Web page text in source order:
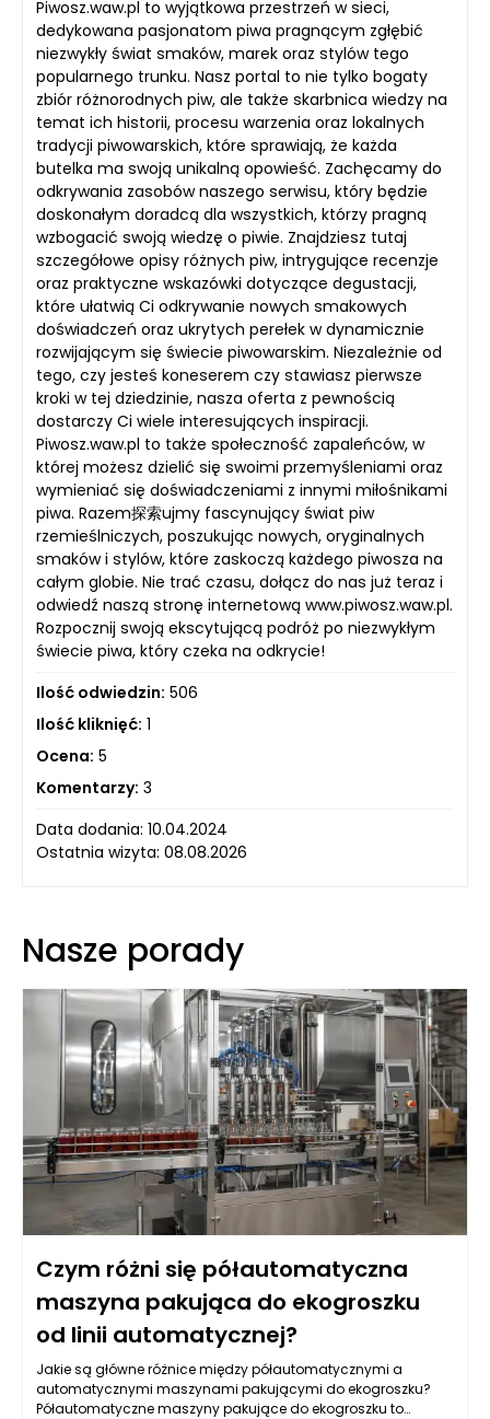
Piwosz.waw.pl to wyjątkowa przestrzeń w sieci,
dedykowana pasjonatom piwa pragnącym zgłębić
niezwykły świat smaków, marek oraz stylów tego
popularnego trunku. Nasz portal to nie tylko bogaty
zbiór różnorodnych piw, ale także skarbnica wiedzy na
temat ich historii, procesu warzenia oraz lokalnych
tradycji piwowarskich, które sprawiają, że każda
butelka ma swoją unikalną opowieść. Zachęcamy do
odkrywania zasobów naszego serwisu, który będzie
doskonałym doradcą dla wszystkich, którzy pragną
wzbogacić swoją wiedzę o piwie. Znajdziesz tutaj
szczegółowe opisy różnych piw, intrygujące recenzje
oraz praktyczne wskazówki dotyczące degustacji,
które ułatwią Ci odkrywanie nowych smakowych
doświadczeń oraz ukrytych perełek w dynamicznie
rozwijającym się świecie piwowarskim. Niezależnie od
tego, czy jesteś koneserem czy stawiasz pierwsze
kroki w tej dziedzinie, nasza oferta z pewnością
dostarczy Ci wiele interesujących inspiracji.
Piwosz.waw.pl to także społeczność zapaleńców, w
której możesz dzielić się swoimi przemyśleniami oraz
wymieniać się doświadczeniami z innymi miłośnikami
piwa. Razem探索ujmy fascynujący świat piw
rzemieślniczych, poszukując nowych, oryginalnych
smaków i stylów, które zaskoczą każdego piwosza na
całym globie. Nie trać czasu, dołącz do nas już teraz i
odwiedź naszą stronę internetową www.piwosz.waw.pl.
Rozpocznij swoją ekscytującą podróż po niezwykłym
świecie piwa, który czeka na odkrycie!
Ilość odwiedzin: 506
Ilość kliknięć: 1
Ocena: 5
Komentarzy: 3
Data dodania: 10.04.2024
Ostatnia wizyta: 08.08.2026
Nasze porady
Czym różni się półautomatyczna
maszyna pakująca do ekogroszku
od linii automatycznej?
Jakie są główne różnice między półautomatycznymi a
automatycznymi maszynami pakującymi do ekogroszku?
Półautomatyczne maszyny pakujące do ekogroszku to